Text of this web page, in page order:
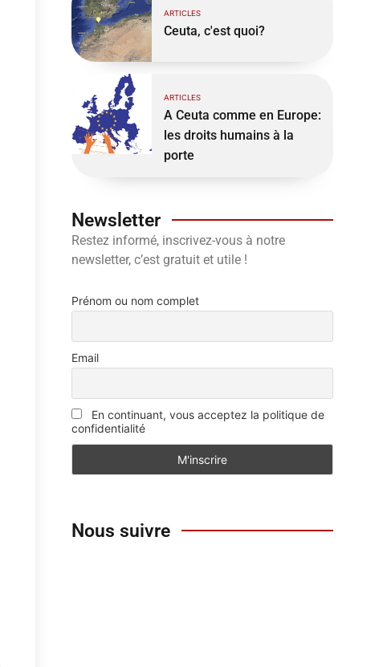
ARTICLES
Ceuta, c'est quoi?
ARTICLES
A Ceuta comme en Europe:
les droits humains à la
porte
Newsletter
Restez informé, inscrivez-vous à notre
newsletter, c’est gratuit et utile !
Prénom ou nom complet
Email
En continuant, vous acceptez la politique de
confidentialité
Nous suivre